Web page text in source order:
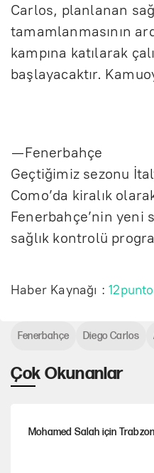
Carlos, planlanan
tamamlanmasının
kampına katılarak
başlayacaktır.
— Fenerbahçe
Geçtiğimiz sezonu
Como’da kiralık
Fenerbahçe’nin yeni
sağlık kontrolü
Haber Kaynağı :12punto
Çok Okunanlar
Mohamed Salah için
Fenerbahçe Diego Carlos